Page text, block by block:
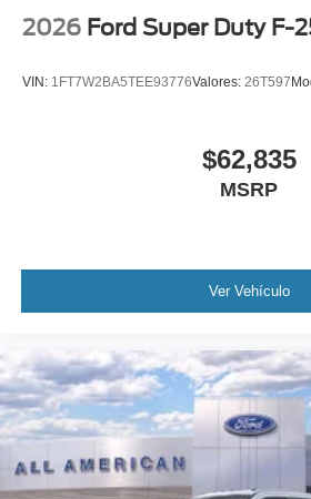
2026 Ford Super Duty F-
VIN: 1FT7W2BA5TEE93776Valores: 26T597
$62,835
MSRP
Ver Vehículo